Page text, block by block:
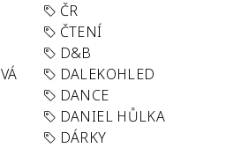
ČR
ČTENÍ
D&B
DALEKOHLED
DANCE
DANIEL HŮLKA
DÁRKY